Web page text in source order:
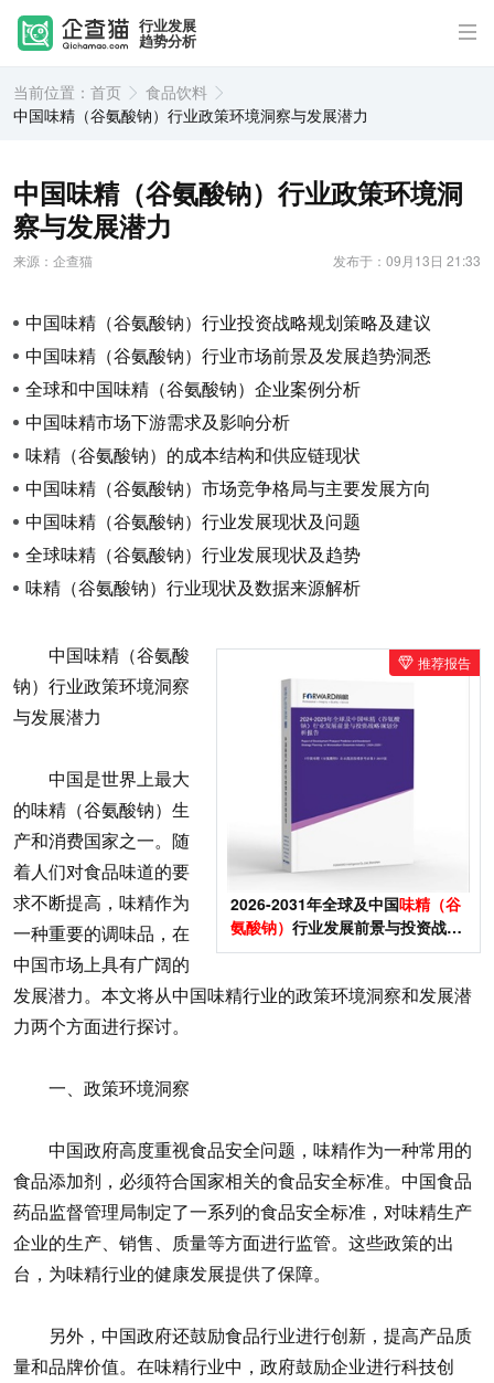
行业发展
趋势分析
当前位置： 首页
食品饮料
中国味精（谷氨酸钠）行业政策环境洞察与发展潜力
中国味精（谷氨酸钠）行业政策环境洞
察与发展潜力
来源：企查猫 发布于：09月13日 21:33
中国味精（谷氨酸钠）行业投资战略规划策略及建议
中国味精（谷氨酸钠）行业市场前景及发展趋势洞悉
全球和中国味精（谷氨酸钠）企业案例分析
中国味精市场下游需求及影响分析
味精（谷氨酸钠）的成本结构和供应链现状
中国味精（谷氨酸钠）市场竞争格局与主要发展方向
中国味精（谷氨酸钠）行业发展现状及问题
全球味精（谷氨酸钠）行业发展现状及趋势
味精（谷氨酸钠）行业现状及数据来源解析
推荐报告
2026-2031年全球及中国味精（谷
氨酸钠） 行业发展前景与投资战略
规划分析报告
中国味精（谷氨酸
钠）行业政策环境洞察
与发展潜力
中国是世界上最大
的味精（谷氨酸钠）生
产和消费国家之一。随
着人们对食品味道的要
求不断提高，味精作为
一种重要的调味品，在
中国市场上具有广阔的
发展潜力。本文将从中国味精行业的政策环境洞察和发展潜
力两个方面进行探讨。
一、政策环境洞察
中国政府高度重视食品安全问题，味精作为一种常用的
食品添加剂，必须符合国家相关的食品安全标准。中国食品
药品监督管理局制定了一系列的食品安全标准，对味精生产
企业的生产、销售、质量等方面进行监管。这些政策的出
台，为味精行业的健康发展提供了保障。
另外，中国政府还鼓励食品行业进行创新，提高产品质
量和品牌价值。在味精行业中，政府鼓励企业进行科技创